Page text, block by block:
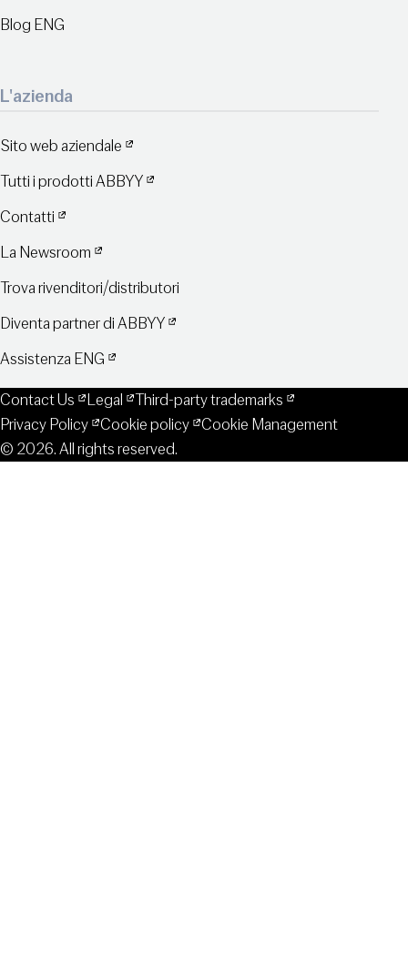
Blog ENG
L'azienda
Sito web aziendale
Tutti i prodotti ABBYY
Contatti
La Newsroom
Trova rivenditori/distributori
Diventa partner di ABBYY
Assistenza ENG
Contact Us Legal
Third-party trademarks
Privacy Policy
Cookie policy
Cookie Management
© 2026. All rights reserved.